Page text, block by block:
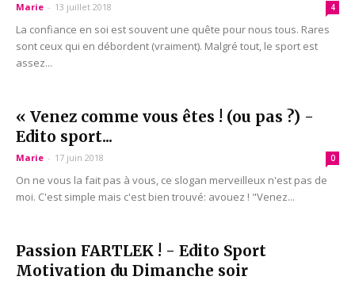
Marie - 13 juillet 2018 4
La confiance en soi est souvent une quête pour nous tous. Rares
sont ceux qui en débordent (vraiment). Malgré tout, le sport est
assez...
« Venez comme vous êtes ! (ou pas ?) -
Edito sport...
Marie - 17 juin 2018 0
On ne vous la fait pas à vous, ce slogan merveilleux n'est pas de
moi. C'est simple mais c'est bien trouvé: avouez ! "Venez...
Passion FARTLEK ! - Edito Sport
Motivation du Dimanche soir